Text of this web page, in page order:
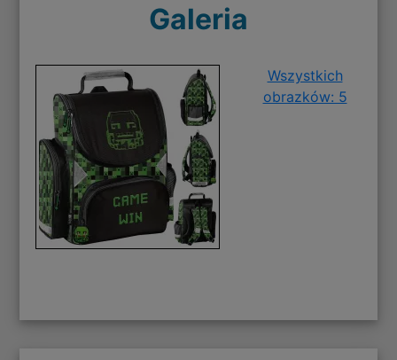
Galeria
Wszystkich
obrazków: 5